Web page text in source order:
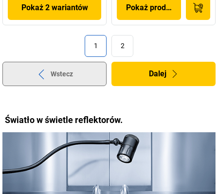
Pokaż 2 wariantów Pokaż produkt
1 2
Wstecz Dalej
Światło w świetle reflektorów.